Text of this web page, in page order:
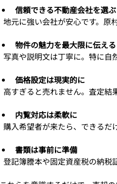
信頼できる不動産会社を選ぶ
地元に強い会社が安心です。
物件の魅力を最大限に伝える
写真や説明文は丁寧に。特に
価格設定は現実的に
高すぎると売れません。査定
内覧対応は柔軟に
購入希望者が来たら、できる
書類は事前に準備
登記簿謄本や固定資産税の納